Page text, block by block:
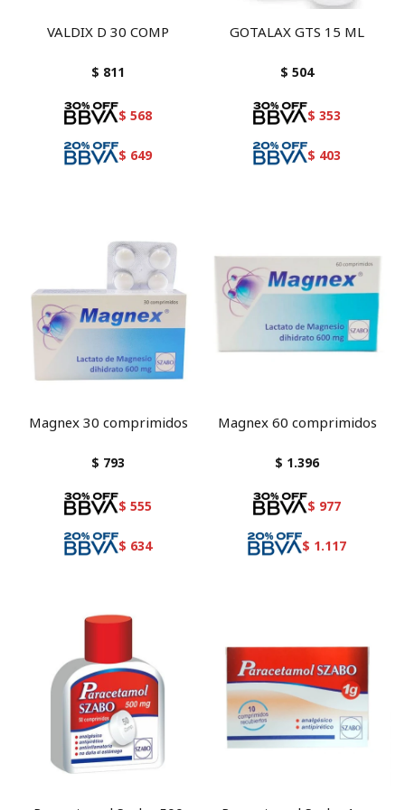
VALDIX D 30 COMP
$ 811
$ 568
$ 649
GOTALAX GTS 15 ML
$ 504
$ 353
$ 403
Magnex 30 comprimidos
$ 793
$ 555
$ 634
Magnex 60 comprimidos
$ 1.396
$ 977
$ 1.117